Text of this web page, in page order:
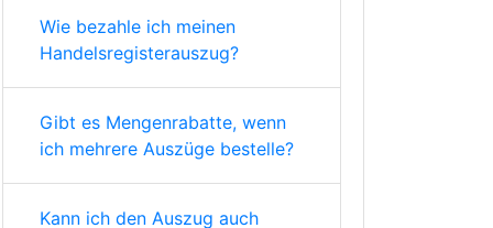
Wie bezahle ich meinen
Handelsregisterauszug?
Gibt es Mengenrabatte, wenn
ich mehrere Auszüge bestelle?
Kann ich den Auszug auch